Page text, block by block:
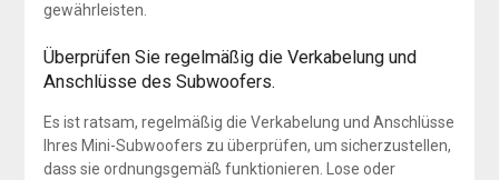
gewährleisten.
Überprüfen Sie regelmäßig die Verkabelung und
Anschlüsse des Subwoofers.
Es ist ratsam, regelmäßig die Verkabelung und Anschlüsse
Ihres Mini-Subwoofers zu überprüfen, um sicherzustellen,
dass sie ordnungsgemäß funktionieren. Lose oder